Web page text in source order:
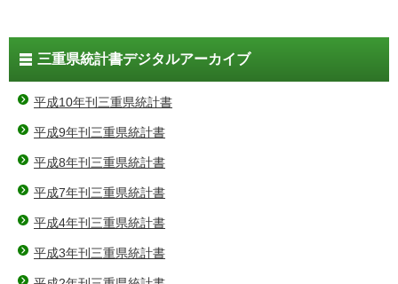
三重県統計書デジタルアーカイブ
平成10年刊三重県統計書
平成9年刊三重県統計書
平成8年刊三重県統計書
平成7年刊三重県統計書
平成4年刊三重県統計書
平成3年刊三重県統計書